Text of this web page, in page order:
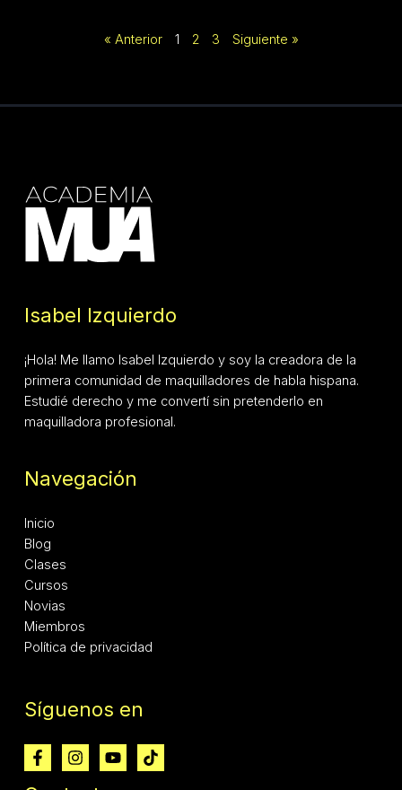
« Anterior 1 2 3 Siguiente »
Isabel Izquierdo
¡Hola! Me llamo Isabel Izquierdo y soy la creadora de la
primera comunidad de maquilladores de habla hispana.
Estudié derecho y me convertí sin pretenderlo en
maquilladora profesional.
Navegación
Inicio
Blog
Clases
Cursos
Novias
Miembros
Política de privacidad
Síguenos en